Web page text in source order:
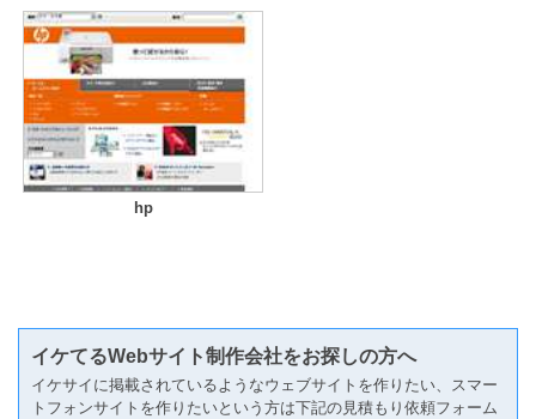
hp
イケてるWebサイト制作会社をお探しの方へ
イケサイに掲載されているようなウェブサイトを作りたい、スマー
トフォンサイトを作りたいという方は下記の見積もり依頼フォーム